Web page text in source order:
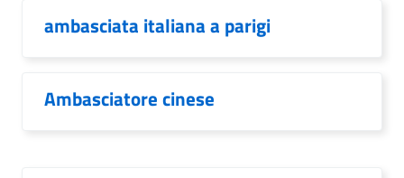
ambasciata italiana a parigi
Ambasciatore cinese